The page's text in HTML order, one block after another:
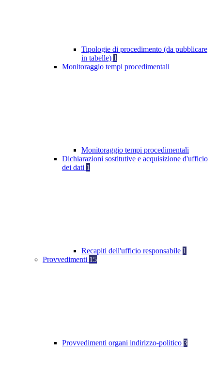
Tipologie di procedimento (da pubblicare
in tabelle) 1
Monitoraggio tempi procedimentali
Monitoraggio tempi procedimentali
Dichiarazioni sostitutive e acquisizione d'ufficio
dei dati 1
Recapiti dell'ufficio responsabile 1
Provvedimenti 15
Provvedimenti organi indirizzo-politico 3